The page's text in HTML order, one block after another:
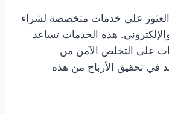
على خدمات متخصصة لشراء
هذه الخدمات تساعد
على التخلص الآمن من
في تحقيق الأرباح من هذه